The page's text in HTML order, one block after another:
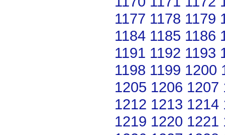
1177 1178 1179
1184 1185 1186
1191 1192 1193
1198 1199 1200
1205 1206 1207
1212 1213 1214
1219 1220 1221